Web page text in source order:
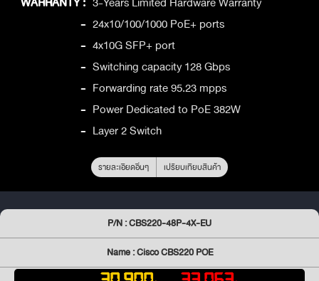
- 24x10/100/1000 PoE+ ports
- 4x10G SFP+ port
- Switching capacity 128 Gbps
- Forwarding rate 95.23 mpps
- Power Dedicated to PoE 382W
- Layer 2 Switch
รายละเอียดอื่นๆ เปรียบเทียบสินค้า
P/N : CBS220-48P-4X-EU
Name : Cisco CBS220 POE